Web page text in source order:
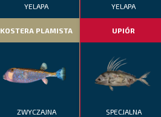
YELAPA
KOSTERA PLAMISTA
ZWYCZAJNA
YELAPA
UPIÓR
SPECJALNA